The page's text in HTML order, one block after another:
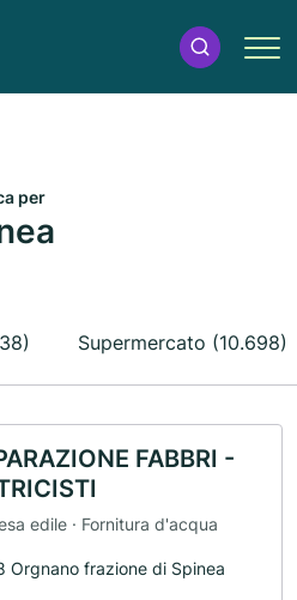
per
Supermercato (10.698)
FABBRI -
edile · Fornitura d'acqua
Orgnano frazione di Spinea